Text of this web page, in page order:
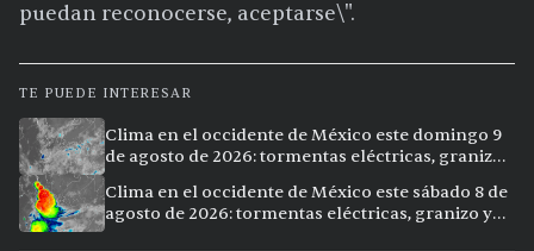
puedan reconocerse, aceptarse\".
TE PUEDE INTERESAR
Clima en el occidente de México este domingo 9
de agosto de 2026: tormentas eléctricas, granizo
Clima en el occidente de México este sábado 8 de
agosto de 2026: tormentas eléctricas, granizo y